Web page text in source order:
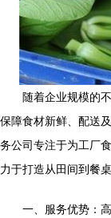
随着企业规模的
保障食材新鲜、配送
务公司专注于为工厂
力于打造从田间到餐
一、服务优势：